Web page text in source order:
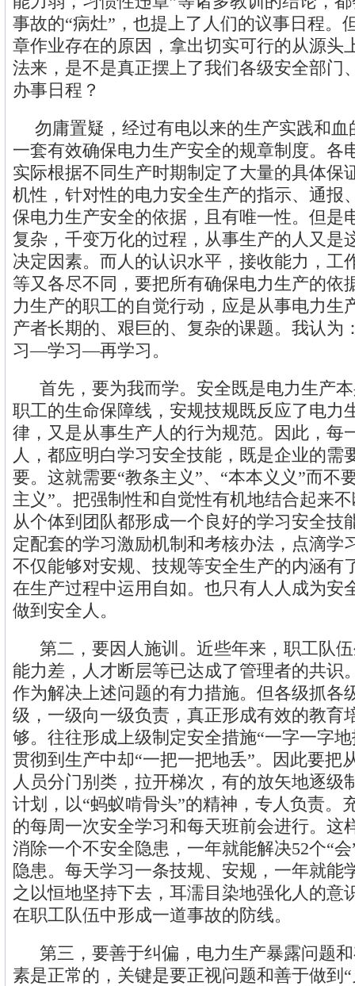
事故的“病灶”，也提上了人们的议事日程。
章作业存在的原因，拿出切实可行的从源头
法来，是不是真正摆上了我们各级安全部门
办事日程？
勿庸置疑，经过有电以来的生产实践和
一套有效确保电力生产安全的规章制度。各
实际根据不同生产时期制定了大量的具体保
机性，针对性的电力安全生产的指示、通报
保电力生产安全的依据，且有唯一性。但是
复杂，千变万化的过程，从事生产的人又是
决定因素。而人的认识水平，接收能力，工
等又各尽不同，要把所有确保电力生产的依
力生产的职工的自觉行动，应是从事电力生
产者长期的、艰巨的、复杂的课题。我认为
习—学习—再学习。
首先，要为我而学。安全既是电力生产
职工的生命保障线，安规技规既反应了电力
律，又是从事生产人的行为规范。因此，每
人，都应明白学习安全技能，既是企业的需
要。这就需要“教条主义”、“本本义义”而不
主义”。把强制性和自觉性有机地结合起来
从个体到团队都形成一个良好的学习安全技
定配套的学习激励机制和考核办法，点滴学
不仅能够对安规、技规等安全生产的内涵有
在生产过程中运用自如。也只有人人成为安
做到安全人。
第二，要因人施训。近些年来，职工队
能力差，人才断层等已达成了管理者的共识
作为解决上述问题的有力措施。但各级抓各
级，一级向一级负责，真正形成有效的教育
够。往往形成上级制定安全措施“一字一字
贯彻到生产中却“一把一把地丢”。因此要把
人员分门别类，拉开梯次，有的放矢地逐级
计划，以“蚂蚁啃骨头”的精神，专人负责。
的每周一次安全学习和每天班前会进行。这
消除一个不安全隐患，一年就能解决52个“
隐患。每天学习一条技规、安规，一年就能
之以恒地坚持下去，耳濡目染地强化人的意
在职工队伍中形成一道事故的防线。
第三，要善于纠偏，电力生产暴露问题
素是正常的，关键是要正视问题和善于做到